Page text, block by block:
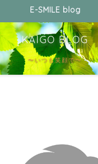
E-SMILE blog
KAIGO BLOG
〜いつも笑顔で〜